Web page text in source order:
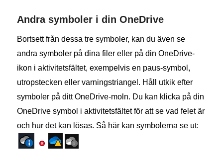
Andra symboler i din OneDrive
Bortsett från dessa tre symboler, kan du även se
andra symboler på dina filer eller på din OneDrive-
ikon i aktivitetsfältet, exempelvis en paus-symbol,
utropstecken eller varningstriangel. Håll utkik efter
symboler på ditt OneDrive-moln. Du kan klicka på din
OneDrive symbol i aktivitetsfältet för att se vad felet är
och hur det kan lösas. Så här kan symbolerna se ut: